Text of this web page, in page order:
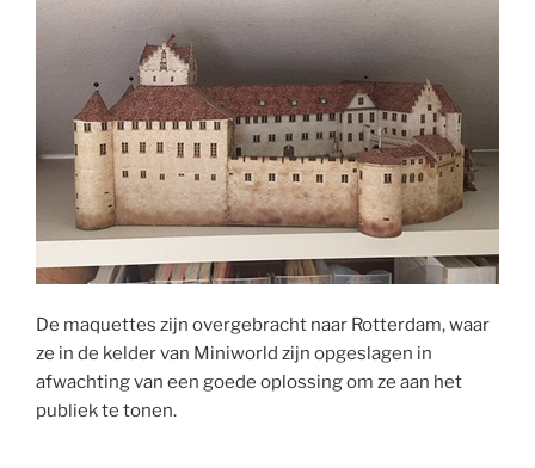
De maquettes zijn overgebracht naar Rotterdam, waar
ze in de kelder van Miniworld zijn opgeslagen in
afwachting van een goede oplossing om ze aan het
publiek te tonen.